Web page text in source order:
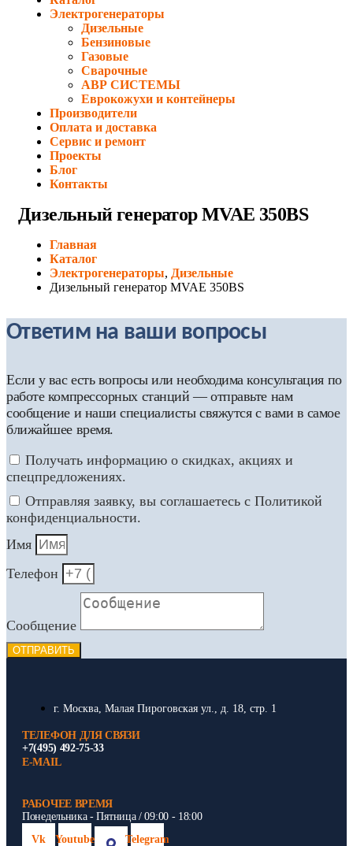
Электрогенераторы
Дизельные
Бензиновые
Газовые
Сварочные
АВР СИСТЕМЫ
Еврокожухи и контейнеры
Производители
Оплата и доставка
Сервис и ремонт
Проекты
Блог
Контакты
Дизельный генератор MVAE 350BS
Главная
Каталог
Электрогенераторы, Дизельные
Дизельный генератор MVAE 350BS
Ответим на ваши вопросы
Если у вас есть вопросы или необходима консультация по
работе компрессорных станций — отправьте нам
сообщение и наши специалисты свяжутся с вами в самое
ближайшее время.
Получать информацию о скидках, акциях и
спецпредложениях.
Отправляя заявку, вы соглашаетесь с Политикой
конфиденциальности.
Имя
Телефон
Сообщение
ОТПРАВИТЬ
г. Москва, Малая Пироговская ул., д. 18, стр. 1
ТЕЛЕФОН ДЛЯ СВЯЗИ
+7(495) 492-75-33
E-MAIL
РАБОЧЕЕ ВРЕМЯ
Понедельника - Пятница / 09:00 - 18:00
Vk
Youtube Telegram